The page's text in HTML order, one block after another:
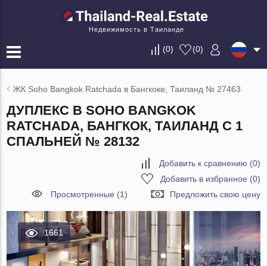
Недвижимость в Таиланде
(0) (0)
ЖК Soho Bangkok Ratchada в Бангкоке, Таиланд № 27463
ДУПЛЕКС В SOHO BANGKOK
RATCHADA, БАНГКОК, ТАИЛАНД С 1
СПАЛЬНЕЙ № 28132
Добавить к сравнению (0)
Добавить в избранное (0)
Просмотренные (1)
Предложить свою цену
1661